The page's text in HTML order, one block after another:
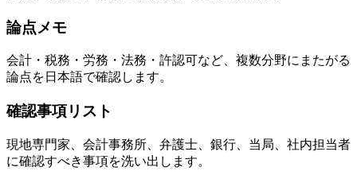
論点メモ
会計・税務・労務・法務・許認可など、複数分野にまたがる
論点を日本語で確認します。
確認事項リスト
現地専門家、会計事務所、弁護士、銀行、当局、社内担当者
に確認すべき事項を洗い出します。